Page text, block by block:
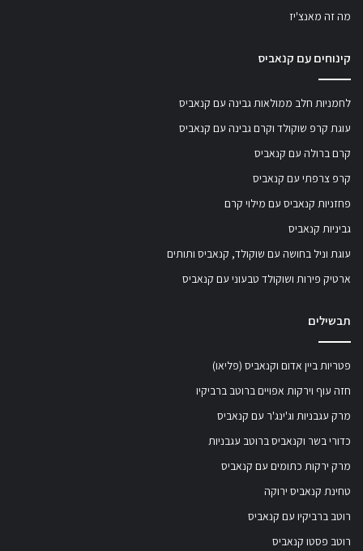
מה זה מאנצ'יז
קינוחים עם קנאביס
לחמניות חלב ממולאות גבינה עם קנאביס
עוגת קרפ שוקולד וקרם גבינה עם קנאביס
קרם ברולה עם קנאביס
קרפ צרפתי עם קנאביס
פחזניות קנאביס עם מילוי קרם
גביניות קנאביס
עוגת וניל בחושה עם שוקולד, קנאביס ותותים
ארטיק פירות ושוקולד טבעוני עם קנאביס
תבשילים
פטריות ביין אדום וקנאביס (פליאו)
חזה עוף וירקות אפויים ברוטב ברביקיו
מרק עגבניות וג'ינג'ר עם קנאביס
כדורי בשר וקנאביס ברוטב עגבניות
מרק ירקות כתומים עם קנאביס
טחינת קנאביס ירוקה
רוטב ברביקיו עם קנאביס
רוטב פסטו קנאביס